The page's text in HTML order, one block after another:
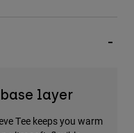
layer
Tee keeps you warm